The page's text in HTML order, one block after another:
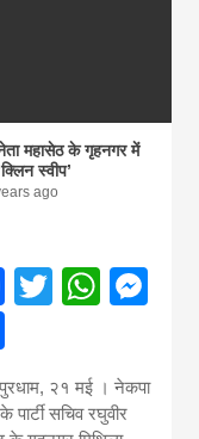
महासेठ के गृहनगर में
स्वीप’
ago
Facebook
Twitter
Share
२१ मई । नेकपा
पार्टी सचिव रघुवीर